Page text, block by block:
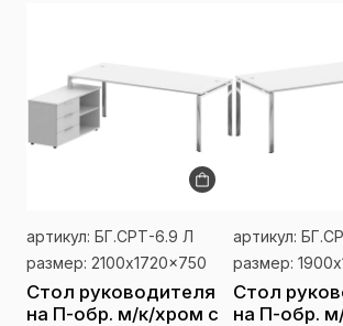
артикул: БГ.СРТ-6.9 Л
размер: 2100x1720x750
Стол руководителя
на П-обр. м/к/хром с
артикул:
размер:
Стол
на П-обр.